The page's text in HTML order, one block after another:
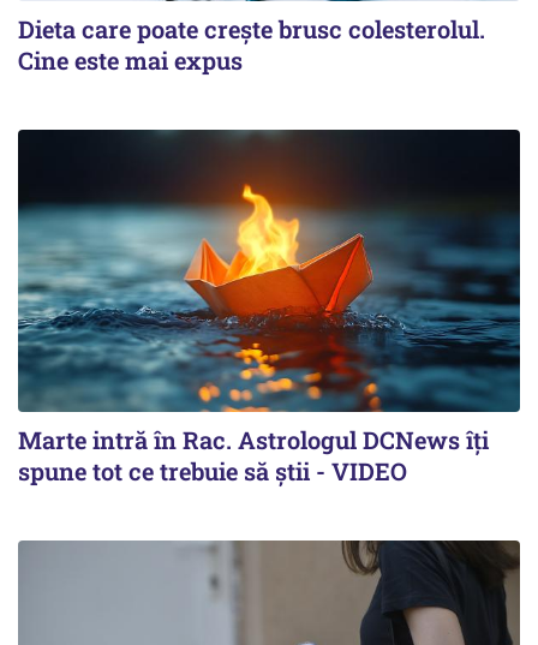
Dieta care poate crește brusc colesterolul.
Cine este mai expus
Marte intră în Rac. Astrologul DCNews îți
spune tot ce trebuie să știi - VIDEO